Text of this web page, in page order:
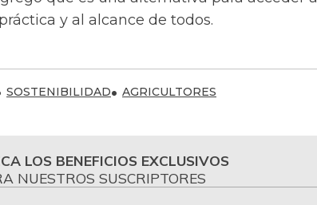
y al alcance de todos.
SOSTENIBILIDAD AGRICULTORES
LOS BENEFICIOS EXCLUSIVOS
NUESTROS SUSCRIPTORES